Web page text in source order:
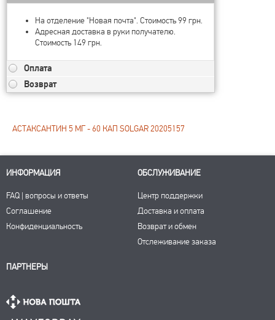
На отделение "Новая почта". Стоимость 99 грн.
Адресная доставка в руки получателю.
Стоимость 149 грн.
Оплата
Возврат
АСТАКСАНТИН 5 МГ - 60 КАП SOLGAR 20205157
ИНФОРМАЦИЯ
FAQ | вопросы и ответы
Соглашение
Конфиденциальность
ОБСЛУЖИВАНИЕ
Центр поддержки
Доставка и оплата
Возврат и обмен
Отслеживание заказа
ПАРТНЕРЫ